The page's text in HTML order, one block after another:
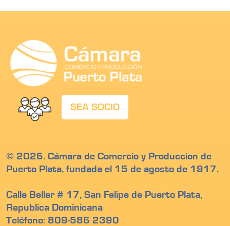
SEA SOCIO
© 2026. Cámara de Comercio y Produccion de
Puerto Plata, fundada el 15 de agosto de 1917.
Calle Beller # 17, San Felipe de Puerto Plata,
Republica Dominicana
Teléfono: 809-586 2390